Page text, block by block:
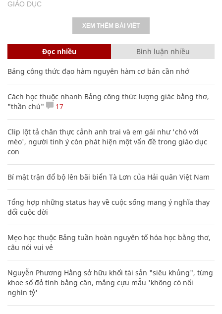
GIÁO DỤC
XEM THÊM BÀI VIẾT
Đọc nhiều Bình luận nhiều
Bảng công thức đạo hàm nguyên hàm cơ bản cần nhớ
Cách học thuộc nhanh Bảng công thức lượng giác bằng thơ,
"thần chú"
17
Clip lột tả chân thực cảnh anh trai và em gái như 'chó với
mèo', người tinh ý còn phát hiện một vấn đề trong giáo dục
con
Bí mật trận đổ bộ lên bãi biển Tà Lơn của Hải quân Việt Nam
Tổng hợp những status hay về cuộc sống mang ý nghĩa thay
đổi cuộc đời
Mẹo học thuộc Bảng tuần hoàn nguyên tố hóa học bằng thơ,
câu nói vui vẻ
Nguyễn Phương Hằng sở hữu khối tài sản "siêu khủng", từng
khoe sổ đỏ tính bằng cân, mắng cựu mẫu 'không có nổi
nghìn tỷ'